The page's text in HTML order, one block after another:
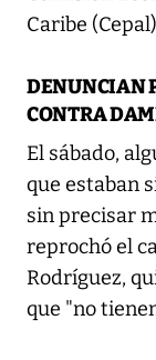
Caribe
DENUNCIAN
CONTRA
El sábado,
que estaban
sin precisar
reprochó el
Rodríguez,
que "no